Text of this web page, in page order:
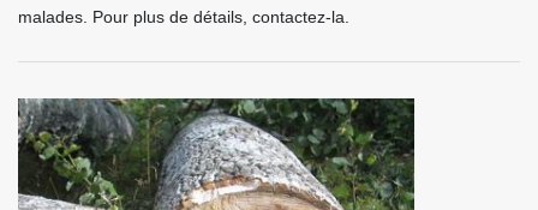
malades. Pour plus de détails, contactez-la.